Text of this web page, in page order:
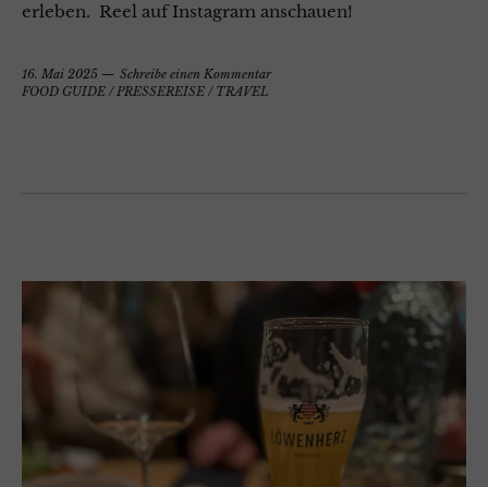
erleben. Reel auf Instagram anschauen!
16. Mai 2025
Schreibe einen Kommentar
FOOD GUIDE /PRESSEREISE / TRAVEL